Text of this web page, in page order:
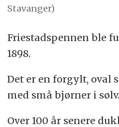
Stavanger)
Friestadspennen ble
1898.
Det er en forgylt, oval
med små bjørner i sølv.
Over 100 år senere